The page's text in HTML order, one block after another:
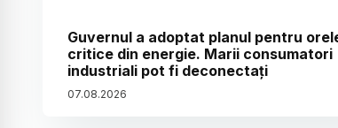
Guvernul a adoptat planul pentru
critice din energie. Marii consumatori
industriali pot fi deconectați
07.08.2026